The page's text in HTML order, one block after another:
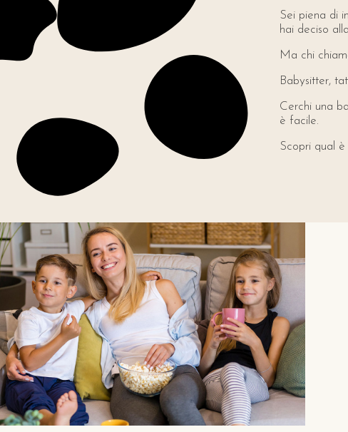
Sei piena di
hai deciso
Ma chi
Babysitter,
Cerchi una
è facile.
Scopri qual